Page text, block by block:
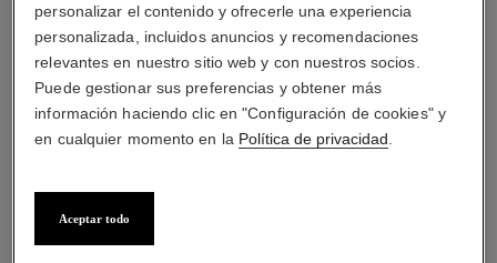
personalizar el contenido y ofrecerle una experiencia
personalizada, incluidos anuncios y recomendaciones
relevantes en nuestro sitio web y con nuestros socios.
Puede gestionar sus preferencias y obtener más
información haciendo clic en "Configuración de cookies" y
en cualquier momento en la Política de privacidad
Aceptar todo